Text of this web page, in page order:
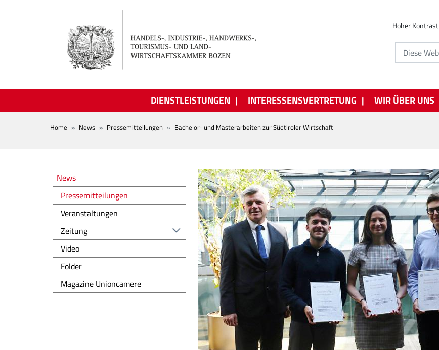
Hoher Kontrast
DIENSTLEISTUNGEN INTERESSENSVERTRETUNG WIR ÜBER UNS
BREADCRUMB
Home News Pressemitteilungen Bachelor- und Masterarbeiten zur Südtiroler Wirtschaft
Novità
News
Pressemitteilungen
Veranstaltungen
Zeitung
Video
Folder
Magazine Unioncamere